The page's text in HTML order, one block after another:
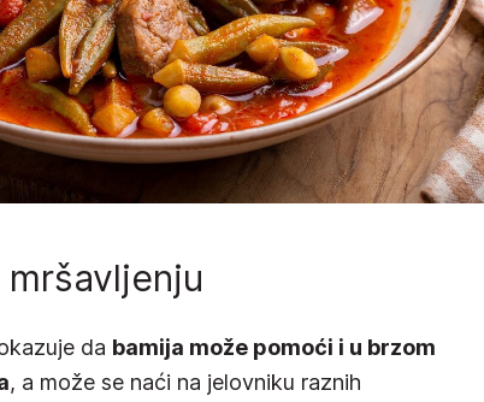
da bamija može pomoći i u brzom
, a može se naći na jelovniku raznih